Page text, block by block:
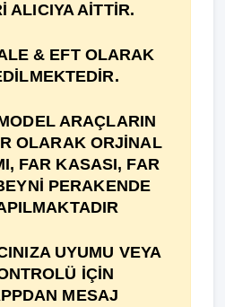
ALICIYA AİTTİR.
& EFT OLARAK
ARAÇLARIN
OLARAK ORJİNAL
FAR KASASI, FAR
PERAKENDE
UYUMU VEYA
İÇİN
MESAJ